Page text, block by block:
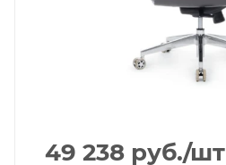
49 238 руб./шт